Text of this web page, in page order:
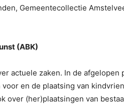
Gemeentecollectie
(ABK)
actuele zaken. In de afgelopen
en de plaatsing van
over (her)plaatsingen van